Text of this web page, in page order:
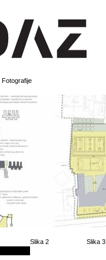
Fotografije
Slika 2 Slika 3